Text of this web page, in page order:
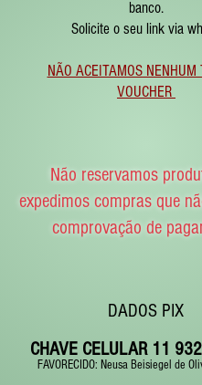
banco.
Solicite o seu link via
NÃO ACEITAMOS NENHUM
VOUCHER
Não reservamos
expedimos compras que
comprovação de
DADOS PIX
CHAVE CELULAR 11
FAVORECIDO: Neusa Beisiegel de